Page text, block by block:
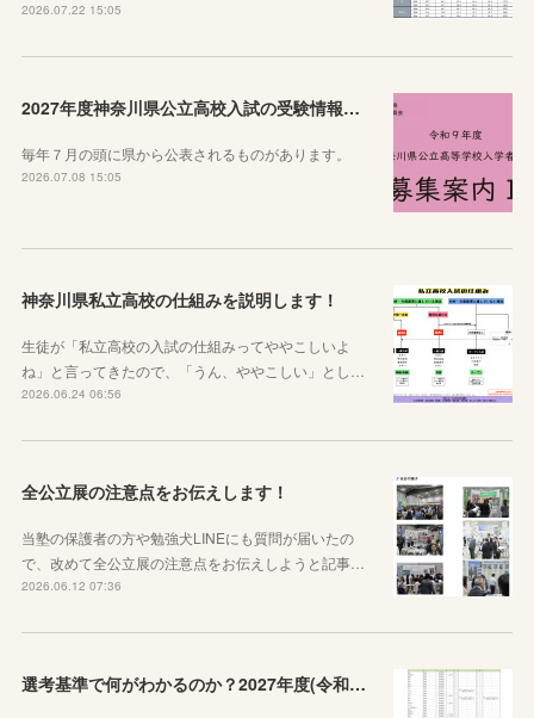
2026.07.22 15:05
2027年度神奈川県公立高校入試の受験情報のまとめ【実施要項・募集案内等】
毎年７月の頭に県から公表されるものがあります。
2026.07.08 15:05
神奈川県私立高校の仕組みを説明します！
生徒が「私立高校の入試の仕組みってややこしいよ
ね」と言ってきたので、「うん、ややこしい」とし…
2026.06.24 06:56
全公立展の注意点をお伝えします！
当塾の保護者の方や勉強犬LINEにも質問が届いたの
で、改めて全公立展の注意点をお伝えしようと記事…
2026.06.12 07:36
選考基準で何がわかるのか？2027年度(令和９年度)神奈川県公立高校選考基準が公表されたので見方から説明します！